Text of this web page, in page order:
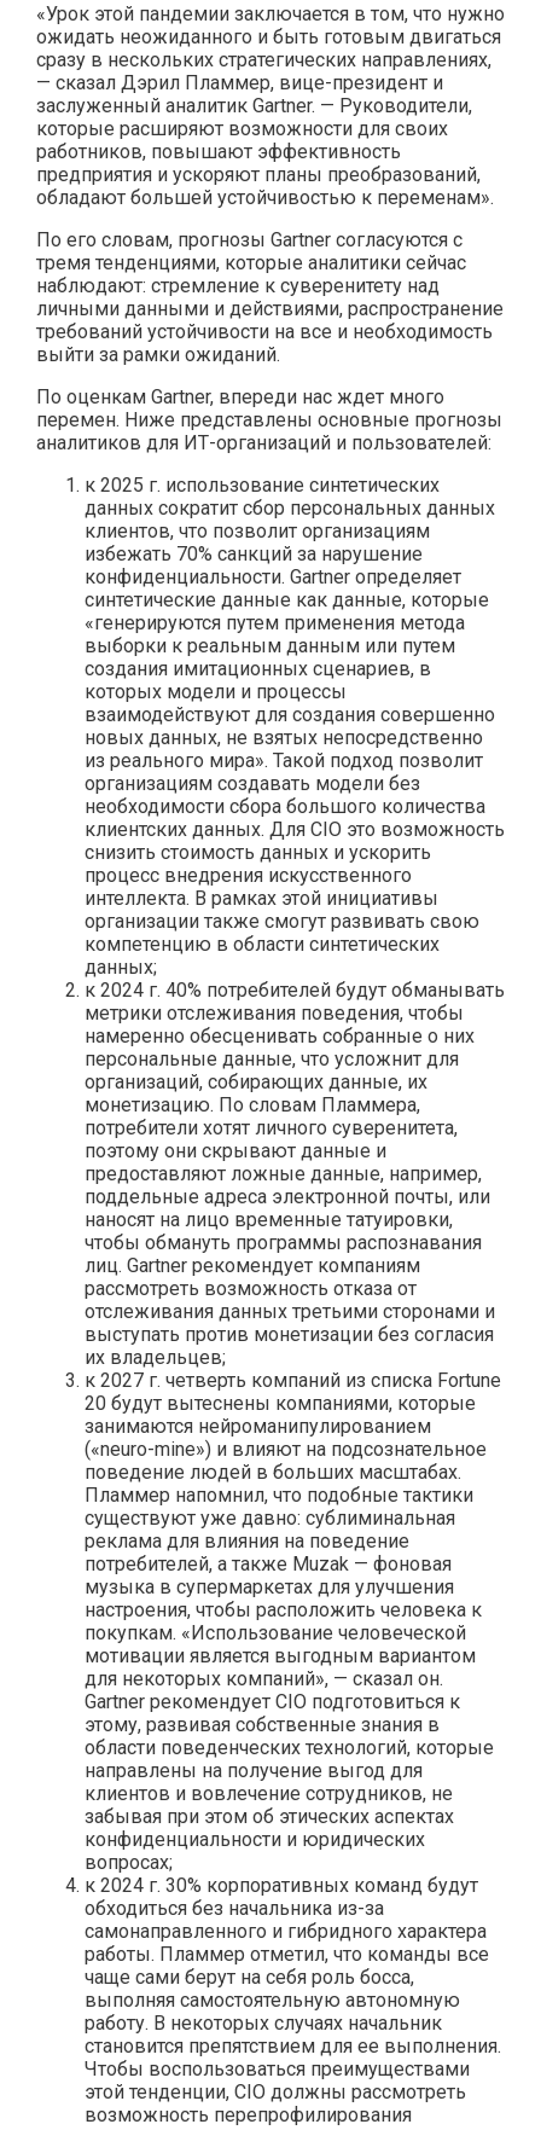
«Урок этой пандемии заключается в том, что нужно
ожидать неожиданного и быть готовым двигаться
сразу в нескольких стратегических направлениях,
— сказал Дэрил Пламмер, вице-президент и
заслуженный аналитик Gartner. — Руководители,
которые расширяют возможности для своих
работников, повышают эффективность
предприятия и ускоряют планы преобразований,
обладают большей устойчивостью к переменам».
По его словам, прогнозы Gartner согласуются с
тремя тенденциями, которые аналитики сейчас
наблюдают: стремление к суверенитету над
личными данными и действиями, распространение
требований устойчивости на все и необходимость
выйти за рамки ожиданий.
По оценкам Gartner, впереди нас ждет много
перемен. Ниже представлены основные прогнозы
аналитиков для ИТ-организаций и пользователей:
к 2025 г. использование синтетических
данных сократит сбор персональных данных
клиентов, что позволит организациям
избежать 70% санкций за нарушение
конфиденциальности. Gartner определяет
синтетические данные как данные, которые
«генерируются путем применения метода
выборки к реальным данным или путем
создания имитационных сценариев, в
которых модели и процессы
взаимодействуют для создания совершенно
новых данных, не взятых непосредственно
из реального мира». Такой подход позволит
организациям создавать модели без
необходимости сбора большого количества
клиентских данных. Для CIO это возможность
снизить стоимость данных и ускорить
процесс внедрения искусственного
интеллекта. В рамках этой инициативы
организации также смогут развивать свою
компетенцию в области синтетических
данных;
к 2024 г. 40% потребителей будут обманывать
метрики отслеживания поведения, чтобы
намеренно обесценивать собранные о них
персональные данные, что усложнит для
организаций, собирающих данные, их
монетизацию. По словам Пламмера,
потребители хотят личного суверенитета,
поэтому они скрывают данные и
предоставляют ложные данные, например,
поддельные адреса электронной почты, или
наносят на лицо временные татуировки,
чтобы обмануть программы распознавания
лиц. Gartner рекомендует компаниям
рассмотреть возможность отказа от
отслеживания данных третьими сторонами и
выступать против монетизации без согласия
их владельцев;
к 2027 г. четверть компаний из списка Fortune
20 будут вытеснены компаниями, которые
занимаются нейроманипулированием
(«neuro-mine») и влияют на подсознательное
поведение людей в больших масштабах.
Пламмер напомнил, что подобные тактики
существуют уже давно: сублиминальная
реклама для влияния на поведение
потребителей, а также Muzak — фоновая
музыка в супермаркетах для улучшения
настроения, чтобы расположить человека к
покупкам. «Использование человеческой
мотивации является выгодным вариантом
для некоторых компаний», — сказал он.
Gartner рекомендует CIO подготовиться к
этому, развивая собственные знания в
области поведенческих технологий, которые
направлены на получение выгод для
клиентов и вовлечение сотрудников, не
забывая при этом об этических аспектах
конфиденциальности и юридических
вопросах;
к 2024 г. 30% корпоративных команд будут
обходиться без начальника из-за
самонаправленного и гибридного характера
работы. Пламмер отметил, что команды все
чаще сами берут на себя роль босса,
выполняя самостоятельную автономную
работу. В некоторых случаях начальник
становится препятствием для ее выполнения.
Чтобы воспользоваться преимуществами
этой тенденции, CIO должны рассмотреть
возможность перепрофилирования